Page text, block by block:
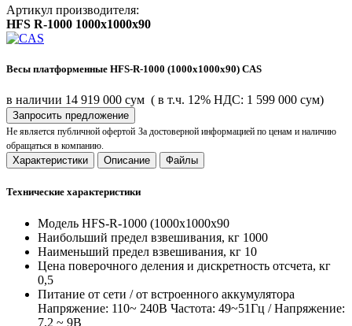
Артикул производителя:
HFS R-1000 1000x1000x90
Весы платформенные HFS-R-1000 (1000x1000x90) CAS
в наличии 14 919 000 сум ( в т.ч. 12% НДС: 1 599 000 сум)
Запросить предложение
Не является публичной офертой За достоверной информацией по ценам и наличию
обращаться в компанию.
Характеристики Описание Файлы
Технические характеристики
Модель HFS-R-1000 (1000x1000x90
Наибольший предел взвешивания, кг 1000
Наименьший предел взвешивания, кг 10
Цена поверочного деления и дискретность отсчета, кг
0,5
Питание от сети / от встроенного аккумулятора
Напряжение: 110~ 240В Частота: 49~51Гц / Напряжение:
7,2 ~ 9В